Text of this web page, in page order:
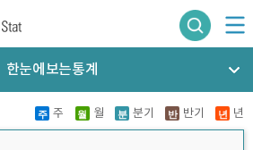
한눈에보는통계
주 주 월 월 분 분기 반 반기 년 년